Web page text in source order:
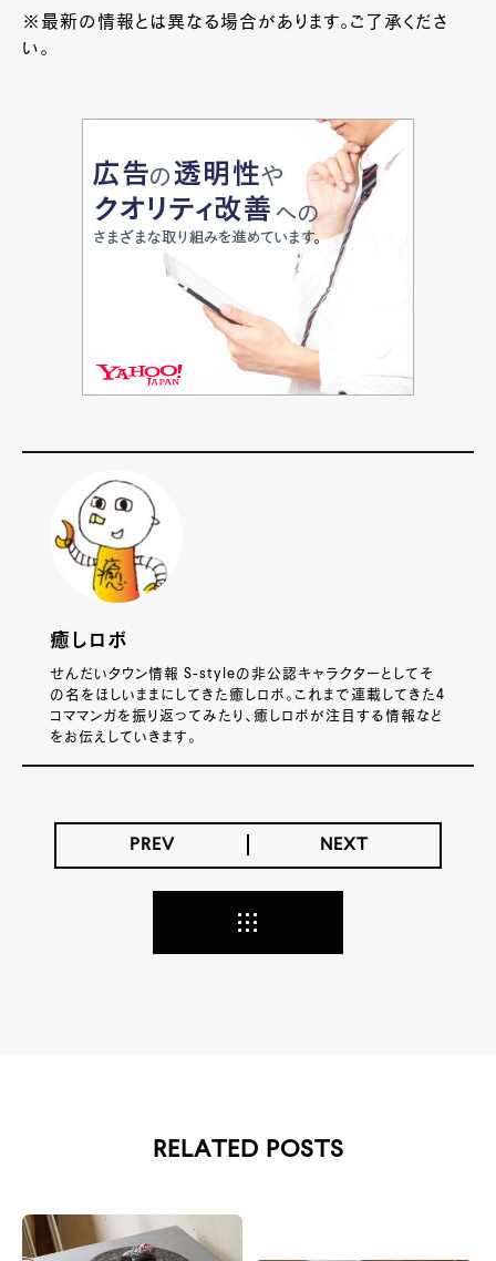
※最新の情報とは異なる場合があります。ご了承くださ
い。
癒しロボ
せんだいタウン情報 S-styleの非公認キャラクターとしてそ
の名をほしいままにしてきた癒しロボ。これまで連載してきた4
コママンガを振り返ってみたり、癒しロボが注目する情報など
をお伝えしていきます。
PREV NEXT
RELATED POSTS